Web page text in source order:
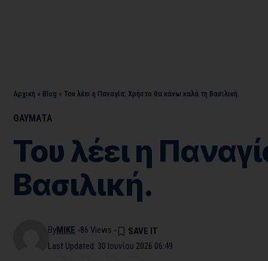
Αρχική » Blog » Του λέει η Παναγία: Χρήστο θα κάνω καλά τη Βασιλική.
ΘΑΥΜΑΤΑ
Του λέει η
Βασιλική.
Last Updated: 30 Ιουνίου 2026 06:49
ByMIKE 86 Views